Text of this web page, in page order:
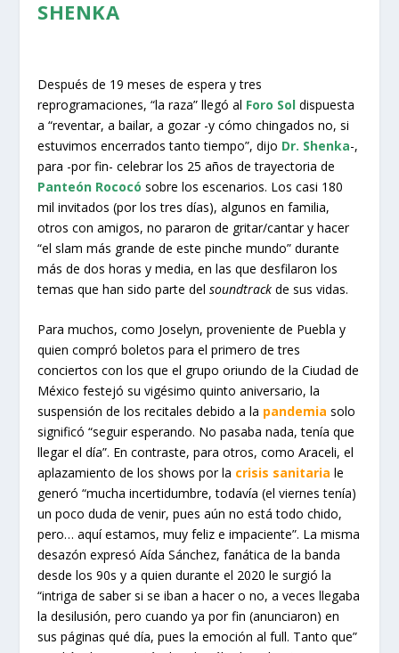
SHENKA
Después de 19 meses de espera y tres
reprogramaciones, “la raza” llegó al Foro Soldispuesta
a “reventar, a bailar, a gozar -y cómo chingados no, si
estuvimos encerrados tanto tiempo”, dijo Dr. Shenka-,
para -por fin- celebrar los 25 años de trayectoria de
Panteón Rococó sobre los escenarios. Los casi 180
mil invitados (por los tres días), algunos en familia,
otros con amigos, no pararon de gritar/cantar y hacer
“el slam más grande de este pinche mundo” durante
más de dos horas y media, en las que desfilaron los
temas que han sido parte delsoundtrack de sus vidas.
Para muchos, como Joselyn, proveniente de Puebla y
quien compró boletos para el primero de tres
conciertos con los que el grupo oriundo de la Ciudad de
México festejó su vigésimo quinto aniversario, la
suspensión de los recitales debido a la pandemia solo
significó “seguir esperando. No pasaba nada, tenía que
llegar el día”. En contraste, para otros, como Araceli, el
aplazamiento de los shows por la crisis sanitaria le
generó “mucha incertidumbre, todavía (el viernes tenía)
un poco duda de venir, pues aún no está todo chido,
pero… aquí estamos, muy feliz e impaciente”. La misma
desazón expresó Aída Sánchez, fanática de la banda
desde los 90s y a quien durante el 2020 le surgió la
“intriga de saber si se iban a hacer o no, a veces llegaba
la desilusión, pero cuando ya por fin (anunciaron) en
sus páginas qué día, pues la emoción al full. Tanto que”